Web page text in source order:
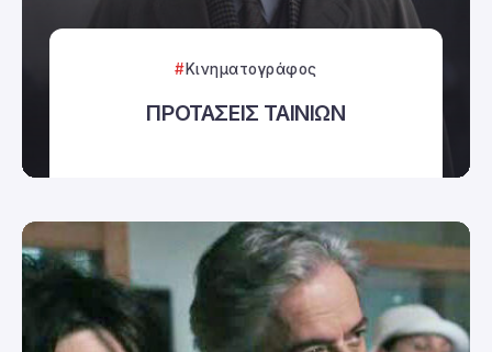
Κινηματογράφος
ΠΡΟΤΑΣΕΙΣ ΤΑΙΝΙΩΝ